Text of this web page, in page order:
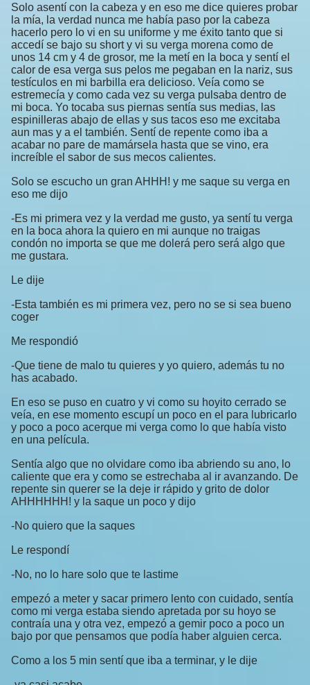
Solo asentí con la cabeza y en eso me dice quieres probar
la mía, la verdad nunca me había paso por la cabeza
hacerlo pero lo vi en su uniforme y me éxito tanto que si
accedí se bajo su short y vi su verga morena como de
unos 14 cm y 4 de grosor, me la metí en la boca y sentí el
calor de esa verga sus pelos me pegaban en la nariz, sus
testículos en mi barbilla era delicioso. Veía como se
estremecía y como cada vez su verga pulsaba dentro de
mi boca. Yo tocaba sus piernas sentía sus medias, las
espinilleras abajo de ellas y sus tacos eso me excitaba
aun mas y a el también. Sentí de repente como iba a
acabar no pare de mamársela hasta que se vino, era
increíble el sabor de sus mecos calientes.
Solo se escucho un gran AHHH! y me saque su verga en
eso me dijo
-Es mi primera vez y la verdad me gusto, ya sentí tu verga
en la boca ahora la quiero en mi aunque no traigas
condón no importa se que me dolerá pero será algo que
me gustara.
Le dije
-Esta también es mi primera vez, pero no se si sea bueno
coger
Me respondió
-Que tiene de malo tu quieres y yo quiero, además tu no
has acabado.
En eso se puso en cuatro y vi como su hoyito cerrado se
veía, en ese momento escupí un poco en el para lubricarlo
y poco a poco acerque mi verga como lo que había visto
en una película.
Sentía algo que no olvidare como iba abriendo su ano, lo
caliente que era y como se estrechaba al ir avanzando. De
repente sin querer se la deje ir rápido y grito de dolor
AHHHHHH! y la saque un poco y dijo
-No quiero que la saques
Le respondí
-No, no lo hare solo que te lastime
empezó a meter y sacar primero lento con cuidado, sentía
como mi verga estaba siendo apretada por su hoyo se
contraía una y otra vez, empezó a gemir poco a poco un
bajo por que pensamos que podía haber alguien cerca.
Como a los 5 min sentí que iba a terminar, y le dije